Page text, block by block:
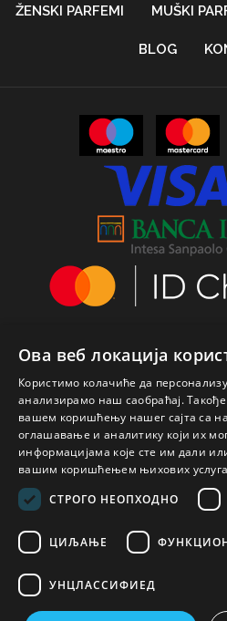
ŽENSKI PARFEMI MUŠKI
BLOG
Ова веб локација
Користимо колачиће да
анализирамо наш саобраћај.
вашем коришћењу нашег сајта са
оглашавање и аналитику који их
информацијама које сте им дали
вашим коришћењем њихових
СТРОГО НЕОПХОДНО
ЦИЉАЊЕ
УНЦЛАССИФИЕД